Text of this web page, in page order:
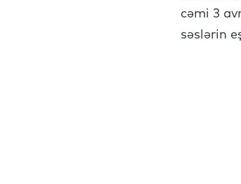
cəmi 3
səslərin